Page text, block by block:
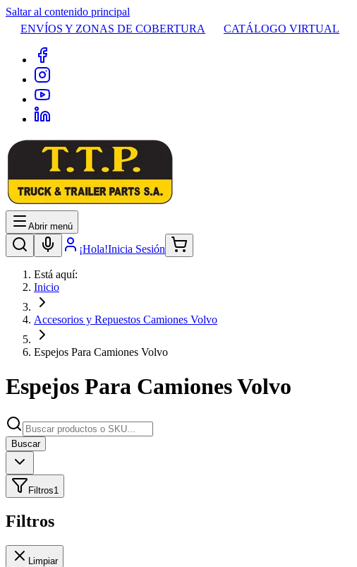
Saltar al contenido principal
ENVÍOS Y ZONAS DE COBERTURA
CATÁLOGO VIRTUAL
Abrir menú
¡Hola!Inicia Sesión
Está aquí:
Inicio
Accesorios y Repuestos Camiones Volvo
Espejos Para Camiones Volvo
Espejos Para Camiones Volvo
Buscar
Filtros1
Filtros
Limpiar